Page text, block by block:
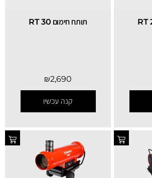
תותח חימום RT 30
₪2,690
קנה עכשיו